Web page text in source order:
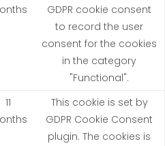
GDPR cookie consent
to record the user
consent for the cookies
in the category
"Functional".
11
This cookie is set by
GDPR Cookie Consent
plugin. The cookies is